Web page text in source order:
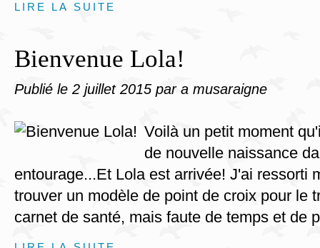
LIRE LA SUITE
Bienvenue Lola!
Publié le 2 juillet 2015 par a musaraigne
Voilà un petit moment
de nouvelle naissance
entourage...Et Lola est arrivée! J'ai ressorti
trouver un modèle de point de croix pour le
carnet de santé, mais faute de temps et de